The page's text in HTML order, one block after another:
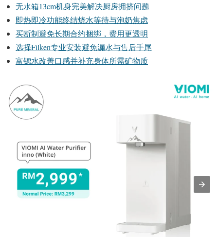
无水箱13cm机身完美解决厨房拥挤问题
即热即冷功能终结烧水等待与泡奶焦虑
买断制避免长期合约捆绑，费用更透明
选择Filken专业安装避免漏水与售后手尾
富锶水改善口感并补充身体所需矿物质